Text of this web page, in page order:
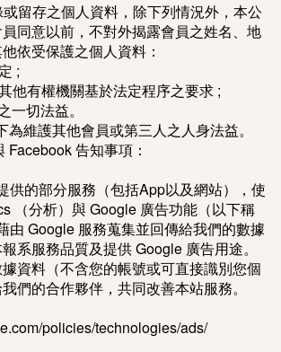
留存之個人資料，除下列情況外，本公
同意以前，不對外揭露會員之姓名、地
依受保護之個人資料：
;
他有權機關基於法定程序之要求 ;
一切法益。
為維護其他會員或第三人之人身法益。
Facebook 告知事項：
供的部分服務（包括App以及網站），使
（分析）與 Google 廣告功能（以下稱
由 Google 服務蒐集並回傳給我們的數據
系服務品質及提供 Google 廣告用途。
資料（不含您的帳號或可直接識別您個
們的合作夥伴，共同改善本站服務。
policies/technologies/ads/